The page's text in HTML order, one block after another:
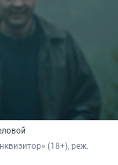
(18+), реж.